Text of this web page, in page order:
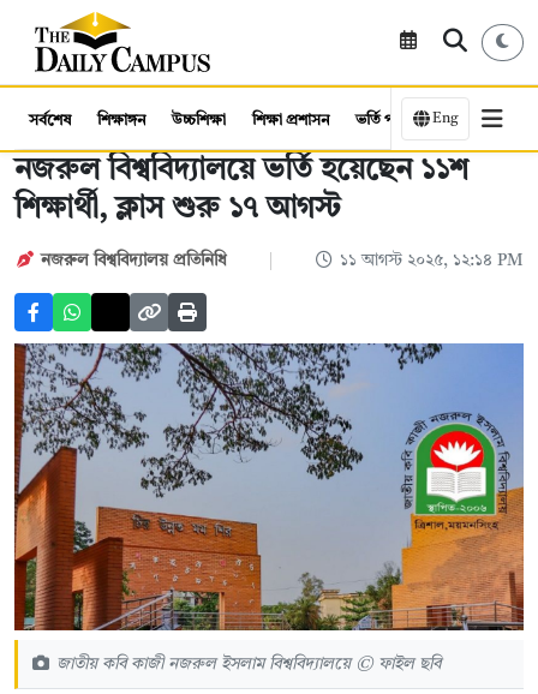
সর্বশেষ শিক্ষাঙ্গন উচ্চশিক্ষা শিক্ষা প্রশাসন ভর্তি পরীক্ষা কর্মসংস্থান
Eng
নজরুল বিশ্ববিদ্যালয়ে ভর্তি হয়েছেন ১১শ
শিক্ষার্থী, ক্লাস শুরু ১৭ আগস্ট
নজরুল বিশ্ববিদ্যালয় প্রতিনিধি ১১ আগস্ট ২০২৫, ১২:১৪ PM
জাতীয় কবি কাজী নজরুল ইসলাম বিশ্ববিদ্যালয়ে © ফাইল ছবি